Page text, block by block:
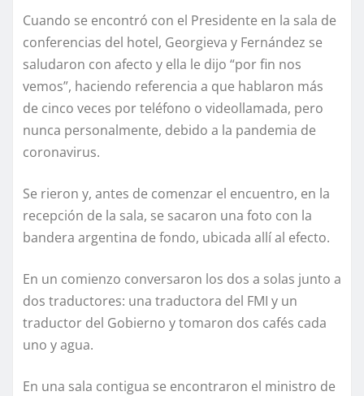
Cuando se encontró con el Presidente en la sala de
conferencias del hotel, Georgieva y Fernández se
saludaron con afecto y ella le dijo “por fin nos
vemos”, haciendo referencia a que hablaron más
de cinco veces por teléfono o videollamada, pero
nunca personalmente, debido a la pandemia de
coronavirus.
Se rieron y, antes de comenzar el encuentro, en la
recepción de la sala, se sacaron una foto con la
bandera argentina de fondo, ubicada allí al efecto.
En un comienzo conversaron los dos a solas junto a
dos traductores: una traductora del FMI y un
traductor del Gobierno y tomaron dos cafés cada
uno y agua.
En una sala contigua se encontraron el ministro de